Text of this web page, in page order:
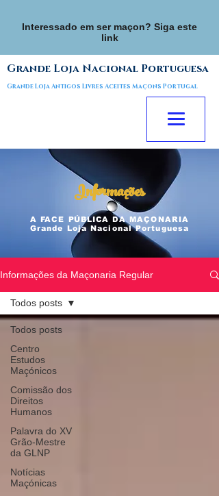
Interessado em ser maçon? Siga este
link
Grande Loja Nacional Portuguesa
Grande Loja Antigos Livres Aceites Maçons Portugal
Informações
A FACE PÚBLICA DA MAÇONARIA
Grande Loja Nacional Portuguesa
Informações da Maçonaria Regular
Todos posts
Centro
Estudos
Maçónicos
Comissão dos
Direitos
Humanos
Palavra do XV
Grão-Mestre
da GLNP
Notícias
Maçónicas
Todos posts